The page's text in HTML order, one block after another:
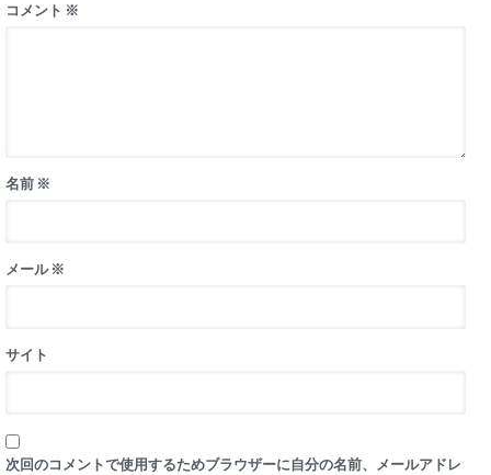
コメント ※
名前 ※
メール※
サイト
次回のコメントで使用するためブラウザーに自分の名前、メールアドレ